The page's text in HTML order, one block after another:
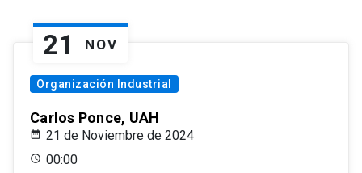
21 NOV
Organización Industrial
Carlos Ponce, UAH
21 de Noviembre de 2024
00:00